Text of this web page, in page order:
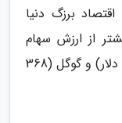
برزگ دنیا
از ارزش سهام
شرکت های بزرگی مانند اپل (742 میلیارد دلار) و گوگل (368